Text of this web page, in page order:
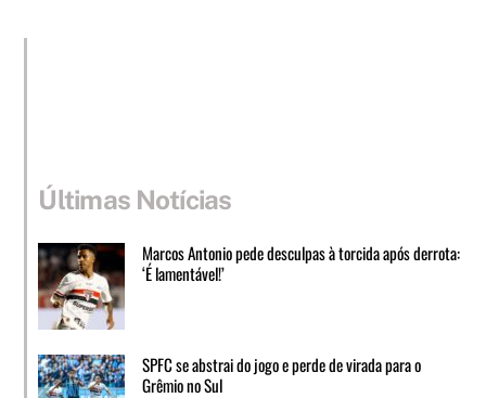
Últimas Notícias
Marcos Antonio pede desculpas à torcida após derrota:
‘É lamentável!’
SPFC se abstrai do jogo e perde de virada para o
Grêmio no Sul